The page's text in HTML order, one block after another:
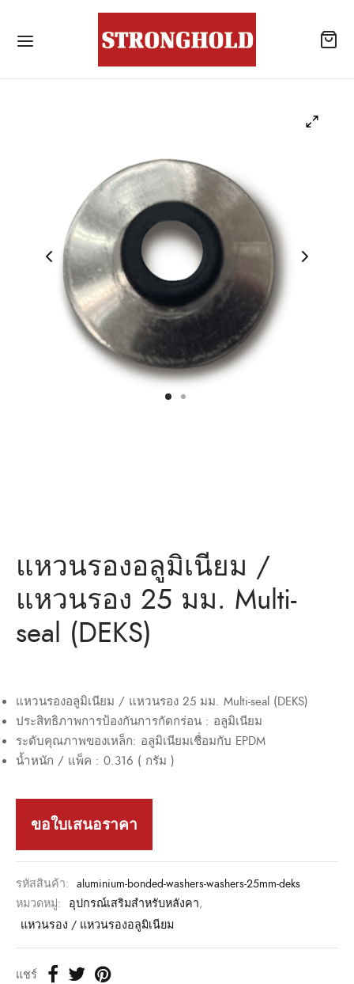
แหวนรองอลูมิเนียม /
แหวนรอง 25 มม. Multi-
seal (DEKS)
แหวนรองอลูมิเนียม / แหวนรอง 25 มม. Multi-seal (DEKS)
ประสิทธิภาพการป้องกันการกัดกร่อน : อลูมิเนียม
ระดับคุณภาพของเหล็ก: อลูมิเนียมเชื่อมกับ EPDM
น้ำหนัก / แพ็ค : 0.316 ( กรัม )
ขอใบเสนอราคา
รหัสสินค้า: aluminium-bonded-washers-washers-25mm-deks
หมวดหมู่: อุปกรณ์เสริมสำหรับหลังคา,
แหวนรอง / แหวนรองอลูมิเนียม
แชร์
จาะเสียบเหล็ก
บไม่เจาะนำปลายสว่าน
หะสำหรับงานโครงสร้างเหล็ก / สกรูยึดหลังคา
เสริมสำหรับหลังคา
คมีสำหรับงานเจาะเสียบเหล็ก / พุกเคมี
คมีสำหรับงานเจาะเสียบเหล็ก / อุปกรณ์เสริม
จุดยึดสารเคมี
รับงานก่อสร้าง/ พุกเหล็ก /พุกเบ่ง